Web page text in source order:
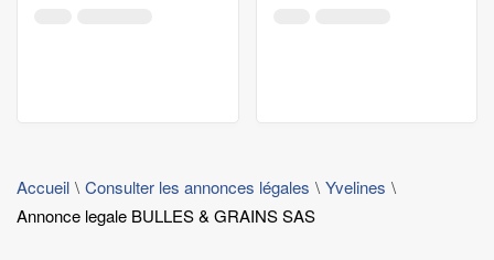
Accueil Consulter les annonces légales
Yvelines
Annonce legale BULLES & GRAINS SAS